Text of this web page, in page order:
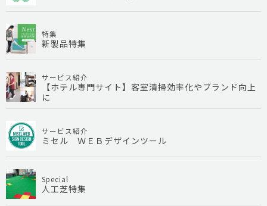
特集
新製品特集
サービス紹介
【ホテル専門サイト】客室清掃効率化やブランド向上
に
サービス紹介
ミセル ＷＥＢデザインツール
Special
人工芝特集